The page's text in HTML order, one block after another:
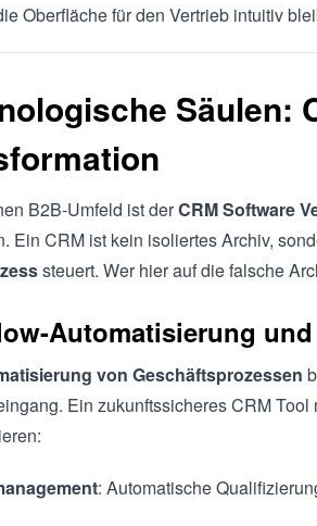
Oberfläche für den Vertrieb intuitiv
Säulen:
B2B-Umfeld ist derCRM Software
Ein CRM ist kein isoliertes Archiv,
steuert. Wer hier auf die falsche
Automatisierung und
von Geschäftsprozessen
Ein zukunftssicheres CRM
: Automatische